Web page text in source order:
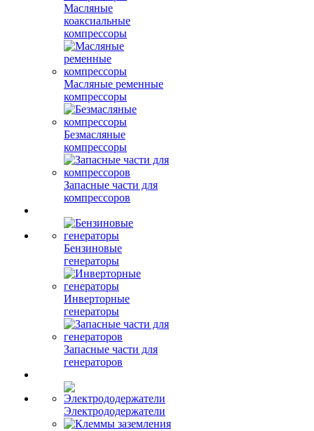
Масляные
коаксиальные
компрессоры
Масляные ременные
компрессоры
Безмасляные
компрессоры
Запасные части для
компрессоров
Бензиновые
генераторы
Инверторные
генераторы
Запасные части для
генераторов
Электрододержатели